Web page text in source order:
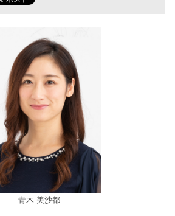
青木 美沙都